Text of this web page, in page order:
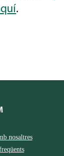
.
nosaltres